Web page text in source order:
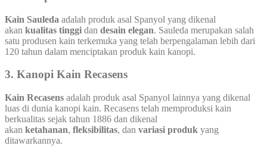
Kain Sauleda adalah produk asal Spanyol yang dikenal
akan kualitas tinggi dan desain elegan. Sauleda merupakan salah
satu produsen kain terkemuka yang telah berpengalaman lebih dari
120 tahun dalam menciptakan produk kain kanopi.
3. Kanopi Kain Recasens
Kain Recasens adalah produk asal Spanyol lainnya yang dikenal
luas di dunia kanopi kain. Recasens telah memproduksi kain
berkualitas sejak tahun 1886 dan dikenal
akan ketahanan, fleksibilitas, dan variasi produk yang
ditawarkannya.